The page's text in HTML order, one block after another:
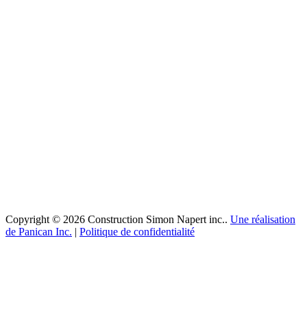
Copyright © 2026 Construction Simon Napert inc.. Une réalisation
de Panican Inc. | Politique de confidentialité